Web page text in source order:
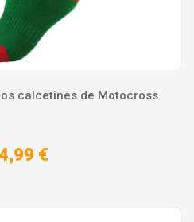
calcetines de Motocross
€